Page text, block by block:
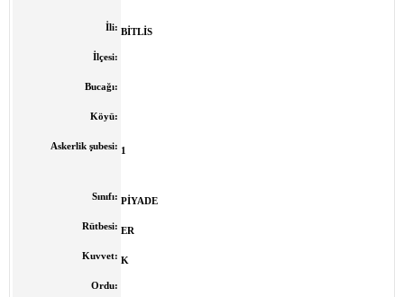
İli: BİTLİS
İlçesi:
Bucağı:
Köyü:
Askerlik şubesi: 1
Sınıfı: PİYADE
Rütbesi: ER
Kuvvet: K
Ordu: